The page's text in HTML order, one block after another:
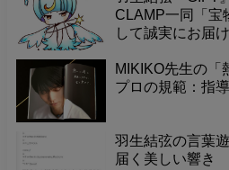
CLAMP一同「宝
して誠実にお届
MIKIKO先生の「
プロの規範：指
羽生結弦の言葉
届く美しい響き